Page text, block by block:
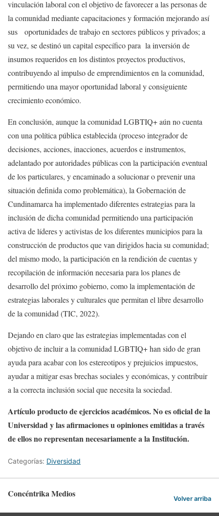
vinculación laboral con el objetivo de favorecer a las personas de
la comunidad mediante capacitaciones y formación mejorando así
sus oportunidades de trabajo en sectores públicos y privados; a
su vez, se destinó un capital específico para la inversión de
insumos requeridos en los distintos proyectos productivos,
contribuyendo al impulso de emprendimientos en la comunidad,
permitiendo una mayor oportunidad laboral y consiguiente
crecimiento económico.
En conclusión, aunque la comunidad LGBTIQ+ aún no cuenta
con una política pública establecida (proceso integrador de
decisiones, acciones, inacciones, acuerdos e instrumentos,
adelantado por autoridades públicas con la participación eventual
de los particulares, y encaminado a solucionar o prevenir una
situación definida como problemática), la Gobernación de
Cundinamarca ha implementado diferentes estrategias para la
inclusión de dicha comunidad permitiendo una participación
activa de líderes y activistas de los diferentes municipios para la
construcción de productos que van dirigidos hacia su comunidad;
del mismo modo, la participación en la rendición de cuentas y
recopilación de información necesaria para los planes de
desarrollo del próximo gobierno, como la implementación de
estrategias laborales y culturales que permitan el libre desarrollo
de la comunidad (TIC, 2022).
Dejando en claro que las estrategias implementadas con el
objetivo de incluir a la comunidad LGBTIQ+ han sido de gran
ayuda para acabar con los estereotipos y prejuicios impuestos,
ayudar a mitigar esas brechas sociales y económicas, y contribuir
a la correcta inclusión social que necesita la sociedad.
Artículo producto de ejercicios académicos. No es oficial de la
Universidad y las afirmaciones u opiniones emitidas a través
de ellos no representan necesariamente a la Institución.
Categorías: Diversidad
Concéntrika Medios Volver arriba